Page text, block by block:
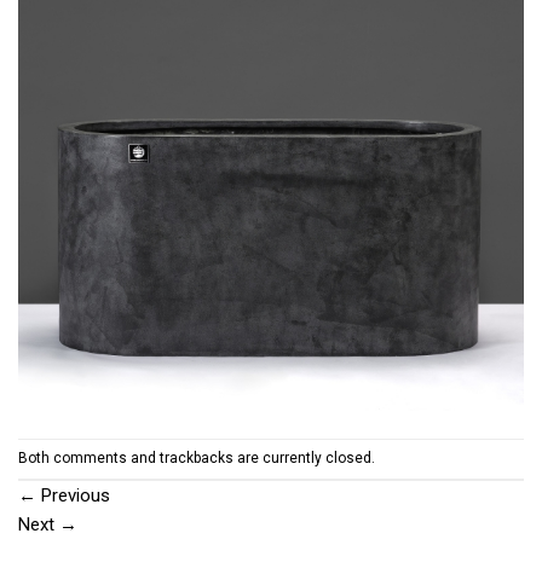
Both comments and trackbacks are currently closed.
← Previous
Next →